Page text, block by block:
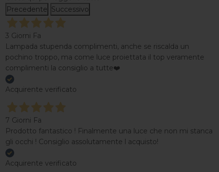
Precedente Successivo
3 Giorni Fa
Lampada stupenda complimenti, anche se riscalda un
pochino troppo, ma come luce proiettata il top veramente
complimenti la consiglio a tutte❤️
Acquirente verificato
7 Giorni Fa
Prodotto fantastico ! Finalmente una luce che non mi stanca
gli occhi ! Consiglio assolutamente l acquisto!
Acquirente verificato